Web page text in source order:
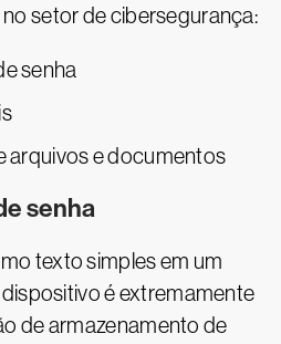
setor de cibersegurança:
senha
arquivos e documentos
senha
texto simples em um
é extremamente
de armazenamento de